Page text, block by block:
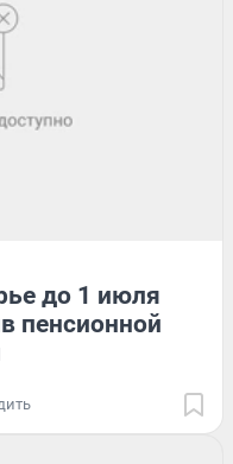
до 1 июля
пенсионной